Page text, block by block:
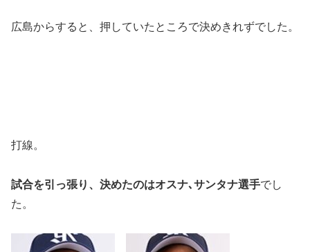
広島からすると、押していたところで決めきれずでした。
打線。
試合を引っ張り、決めたのはオスナ､サンタナ選手でし
た。